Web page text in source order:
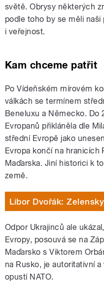
světě. Obrysy některých
podle toho by se měli
i veřejnost.
Kam chceme patřit
Po Vídeňském mírovém
válkách se termínem
Beneluxu a Německo. Do
Evropanů přikláněla dle
střední Evropě jako
Evropa končí na hranicích
Maďarska. Jiní historici k
země.
Libor Dvořák:
Odpor Ukrajinců ale
Evropy, posouvá se na
Maďarsko s Viktorem
na Rusko, je autoritativní
opustí NATO.